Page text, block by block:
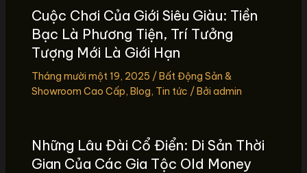
Cuộc Chơi Của Giới Siêu Giàu: Tiền
Bạc Là Phương Tiện, Trí Tưởng
Tượng Mới Là Giới Hạn
Tháng mười một 19, 2025 /Bất Động Sản &
Showroom Cao Cấp, Blog, Tin tức / Bởi admin
Những Lâu Đài Cổ Điển: Di Sản Thời
Gian Của Các Gia Tộc Old Money